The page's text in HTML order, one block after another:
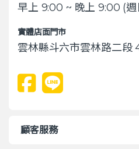
早上 9:00 ~ 晚上 9:00 (週
實體店面門市
雲林縣斗六市雲林路二段
顧客服務